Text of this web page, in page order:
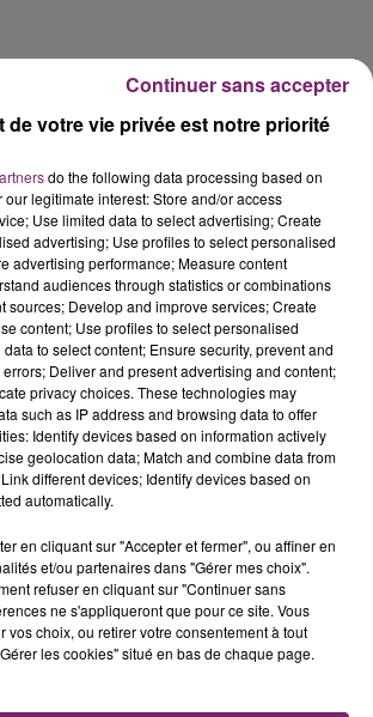
La Bulle - Guinguette éphémère
de Frelinghien !
éclipse solaire du 12 Août 2026
de votre vie privée est notre priorité
do the following data processing based on
legitimate interest: Store and/or access
Use limited data to select advertising; Create
advertising; Use profiles to select personalised
advertising performance; Measure content
audiences through statistics or combinations
sources; Develop and improve services; Create
content; Use profiles to select personalised
to select content; Ensure security, prevent and
Deliver and present advertising and content;
privacy choices. These technologies may
such as IP address and browsing data to offer
Identify devices based on information actively
geolocation data; Match and combine data from
different devices; Identify devices based on
automatically.
en cliquant sur "Accepter et fermer", ou affiner en
et/ou partenaires dans "Gérer mes choix".
refuser en cliquant sur "Continuer sans
ne s'appliqueront que pour ce site. Vous
vos choix, ou retirer votre consentement à tout
les cookies" situé en bas de chaque page.
Continuer sans accepter